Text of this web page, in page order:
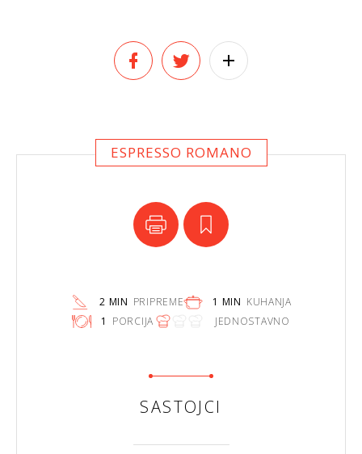
ESPRESSO ROMANO
2 MIN PRIPREME 1 MIN KUHANJA
1
PORCIJA JEDNOSTAVNO
SASTOJCI